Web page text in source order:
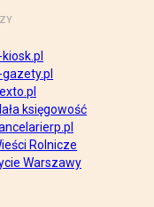
kiosk.pl
gazety.pl
księgowość
Rolnicze
Warszawy